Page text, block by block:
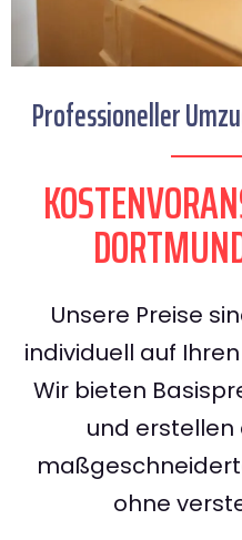
Professioneller
Unsere Preise
individuell auf
Wir bieten
und erstellen
ohne